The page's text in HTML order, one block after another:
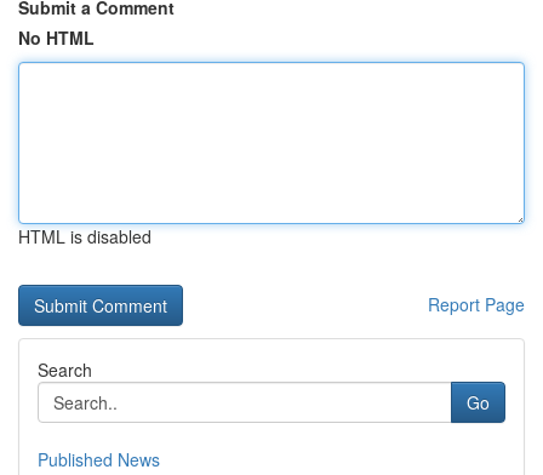
Submit a Comment
No HTML
HTML is disabled
Report Page
Search
Go
Published News